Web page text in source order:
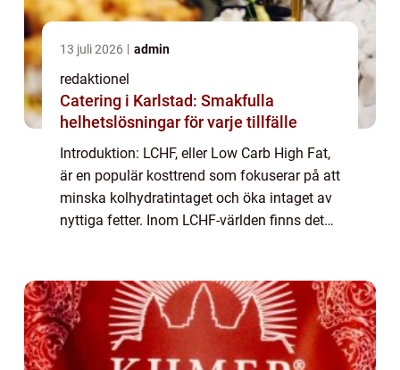
13 juli 2026 admin
redaktionel
Catering i Karlstad: Smakfulla
helhetslösningar för varje tillfälle
Introduktion: LCHF, eller Low Carb High Fat,
är en populär kosttrend som fokuserar på att
minska kolhydratintaget och öka intaget av
nyttiga fetter. Inom LCHF-världen finns det